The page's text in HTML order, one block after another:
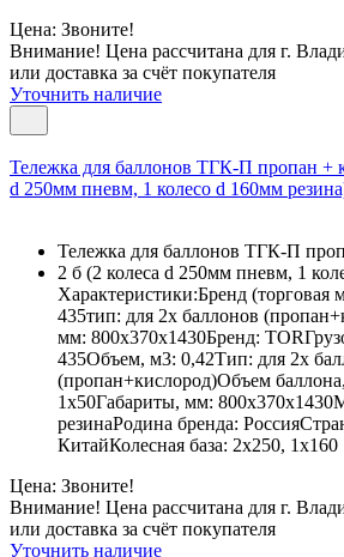
Цена: Звоните!
Внимание! Цена рассчитана для г.
или доставка за счёт покупателя
Уточнить наличие
Тележка для баллонов ТГК-П пропан +
d 250мм пневм, 1 колесо d 160мм
Тележка для баллонов ТГК-П
2 б (2 колеса d 250мм пневм, 1
Характеристики:Бренд (торговая
435тип: для 2х баллонов
мм: 800х370х1430Бренд:
435Объем, м3: 0,42Тип: для 2х
(пропан+кислород)Объем
1х50Габариты, мм:
резинаРодина бренда:
КитайКолесная база: 2х250, 1х160
Цена: Звоните!
Внимание! Цена рассчитана для г.
или доставка за счёт покупателя
Уточнить наличие